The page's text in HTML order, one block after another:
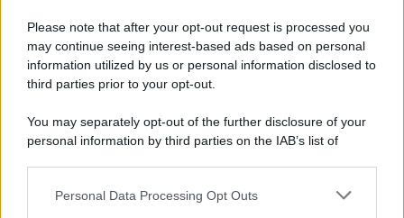
Please note that after your opt-out request is processed you
may continue seeing interest-based ads based on personal
information utilized by us or personal information disclosed to
third parties prior to your opt-out.
You may separately opt-out of the further disclosure of your
personal information by third parties on the IAB’s list of
This information may also be disclosed by us to third parties
Personal Data Processing Opt Outs
L'attesa /Un estate di calcio: tra Mondiali e Serie A
Terminata la Coppa del Mondo, Infantino prova a privatizzare i
tornei mondiali. Nel frattempo, il calciomercato va avanti e
Tendenze /
Sale il numero degli acquisti online in Europa e
aumentano le vendite di articoli second hand